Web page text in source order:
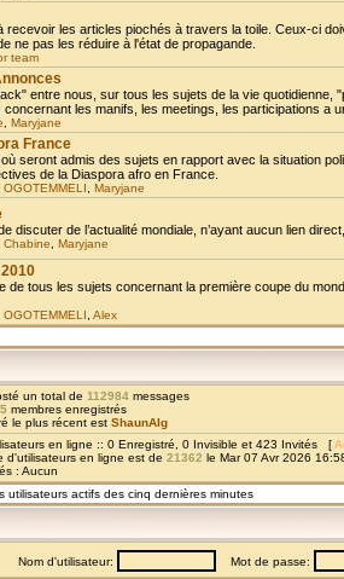
recevoir les articles piochés à travers la toile. Ceux-ci
ne pas les réduire à l'état de propagande.
team
entre nous, sur tous les sujets de la vie
les manifs, les meetings, les participations a
Maryjane
France
seront admis des sujets en rapport avec la situation
de la Diaspora afro en France.
OGOTEMMELI Maryjane
discuter de l’actualité mondiale, n’ayant aucun lien
Chabine Maryjane
de tous les sujets concernant la première coupe du
OGOTEMMELI Alex
un total de 112984 messages
membres enregistrés
le plus récent est ShaunAlg
en ligne :: 0 Enregistré, 0 Invisible et 423 Invités [
d'utilisateurs en ligne est de 21362 le Mar 07 Avr 2026
: Aucun
utilisateurs actifs des cinq dernières minutes
Nom d'utilisateur: Mot de passe: